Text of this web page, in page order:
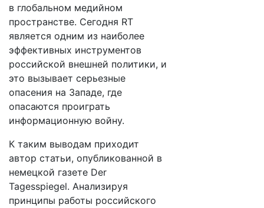
в глобальном медийном
пространстве. Сегодня RT
является одним из наиболее
эффективных инструментов
российской внешней политики, и
это вызывает серьезные
опасения на Западе, где
опасаются проиграть
информационную войну.
К таким выводам приходит
автор статьи, опубликованной в
немецкой газете Der
Tagesspiegel. Анализируя
принципы работы российского